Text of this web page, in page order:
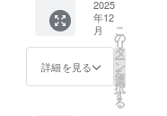
ガソリ
ン代を
含みま
す ※明
らかに
を第三
希望ま
でご記
入くだ
さい。
ローブ
等)は支
援者様
ご自身
でご用
意くだ
さい ・
min ・
車両：
セリカ
(画像の
車両) ・
支援者
様の交
バーと
して草
レース
を一緒
に走行
いただ
きま
2025
年12
月
詳細を見る
こ
の
リ
タ
ー
ン
を
選
択
す
る